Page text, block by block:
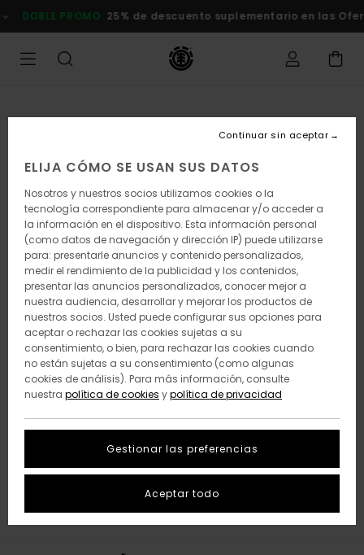
a
la
PROMO 25% de descuento suplementario en las Ofertas
ELIJA CÓMO SE USAN SUS DATOS
Nosotros y nuestros socios utilizamos cookies o la
tecnología correspondiente para almacenar y/o acceder a
la información en el dispositivo. Esta información personal
(como datos de navegación y dirección IP) puede utilizarse
para: presentarle anuncios y contenido personalizados,
medir el rendimiento de la publicidad y los contenidos,
presentar las anuncios personalizados, conocer mejor a
nuestra audiencia, desarrollar y mejorar los productos de
nuestros socios. Usted puede configurar sus opciones para
aceptar o rechazar las cookies sujetas a su
consentimiento, o bien, para rechazar las cookies cuando
no están sujetas a su consentimiento (como algunas
cookies de análisis). Para más información, consulte
nuestra política de cookies ypolítica de privacidad
Gestionar las preferencias
Continuar sin aceptar
Aceptar todo